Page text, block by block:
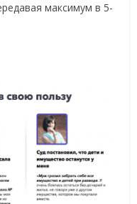
максимум в 5-